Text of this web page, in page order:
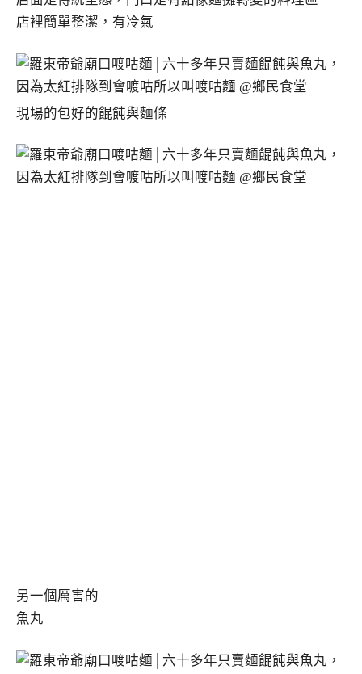
店裡簡單整潔，有冷氣
現場的包好的餛飩與麵條
另一個厲害的
魚丸